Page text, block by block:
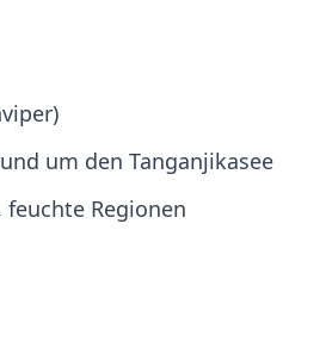
um den Tanganjikasee
feuchte Regionen